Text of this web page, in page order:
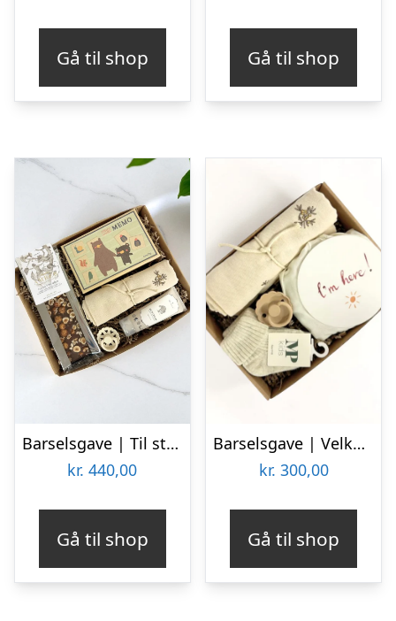
Gå til shop Gå til shop
Barselsgave | Til store og små
kr. 440,00
Gå til shop
Barselsgave | Velkommen til Verden
kr. 300,00
Gå til shop